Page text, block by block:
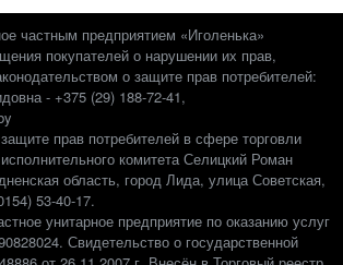
частным предприятием «Иголенька»
покупателей о нарушении их прав,
о защите прав потребителей:
- +375 (29) 188-72-41,
прав потребителей в сфере торговли
комитета Селицкий Роман
область, город Лида, улица Советская,
53-40-17.
унитарное предприятие по оказанию услуг
Свидетельство о государственной